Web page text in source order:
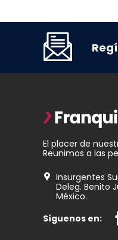
El placer de
Reunimos a las
Insurgentes
Deleg. Benito
México.
Síguenos en: